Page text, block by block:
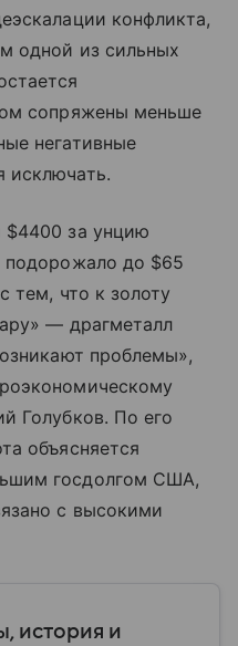
конфликта,
одной из сильных
сопряжены меньше
негативные
исключать.
$4400 за унцию
подорожало до $65
тем, что к золоту
— драгметалл
проблемы»,
Голубков. По его
объясняется
госдолгом США,
с высокими
история и